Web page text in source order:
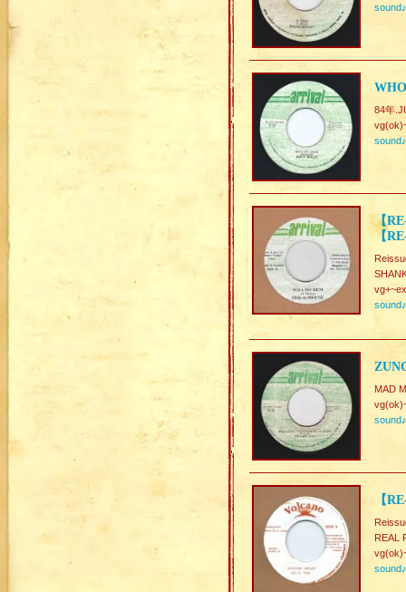
sound♪
84年
sound♪
【
【
sound♪
MAD
sound♪
【
REAL
sound♪